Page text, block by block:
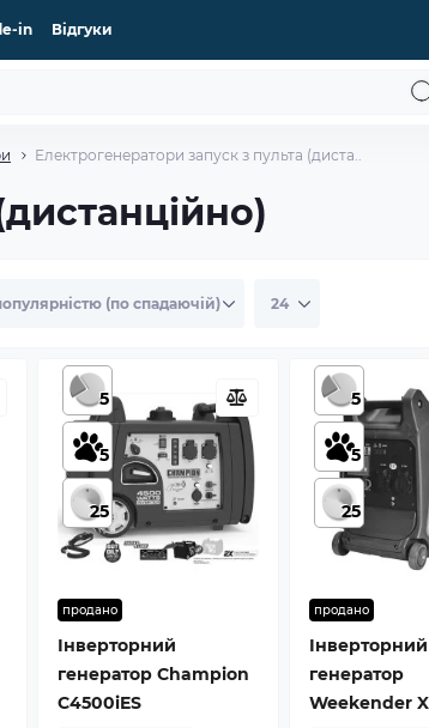
in Відгуки
Електрогенератори запуск з пульта (диста..
продано
Інверторний
генератор Champion
C4500iES
5
5
25
продано
Інверторний
генератор
Weekender
5
5
25